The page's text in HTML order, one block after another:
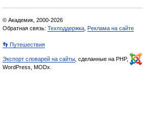
© Академик, 2000-2026
Обратная связь: Техподдержка Реклама на сайте
👣 Путешествия
Экспорт словарей на сайты , сделанные на PHP,
WordPress, MODx.